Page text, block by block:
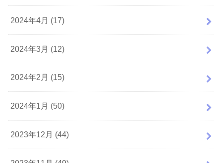
2024年4月 (17)
2024年3月 (12)
2024年2月 (15)
2024年1月 (50)
2023年12月 (44)